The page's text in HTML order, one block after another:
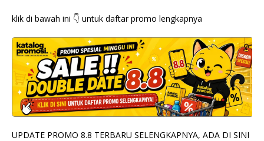
klik di bawah ini 👇 untuk daftar promo lengkapnya
UPDATE PROMO 8.8 TERBARU SELENGKAPNYA, ADA DI SINI